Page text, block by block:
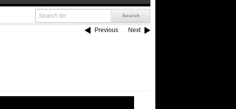
Previous Next